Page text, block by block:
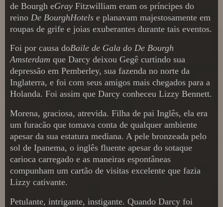
de Bourgh eGray Fitzwilliam eram os príncipes do
reino De BourghHotels e planavam majestosamente em
roupas de grife e joias exuberantes durante tais eventos.
Foi por causa doBaile de Gala do De Bourgh
Amsterdam que Darcy deixou Gegê curtindo sua
depressão em Pemberley, sua fazenda no norte da
Inglaterra, e foi com seus amigos mais chegados para a
Holanda. Foi assim que Darcy conheceu Lizzy Bennett.
Morena, graciosa, atrevida. Filha de pai Inglês, ela era
um furacão que tomava conta de qualquer ambiente
apesar da sua estatura mediana. A pele bronzeada pelo
sol de Ipanema, o inglês fluente apesar do sotaque
carioca carregado e as maneiras espontâneas
compunham um cartão de visitas excelente que fazia
Lizzy cativante.
Petulante, intrigante, instigante. Quando Darcy foi